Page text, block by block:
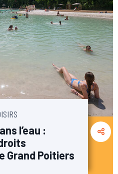
l’eau :
Grand Poitiers